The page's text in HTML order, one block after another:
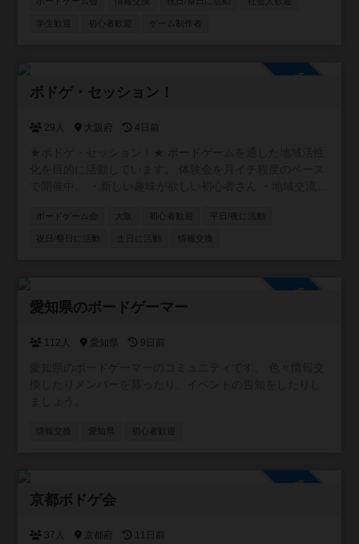
学生歓迎 初心者歓迎 ゲーム制作者
ボドゲ・セッション！
29人 大阪府 4日前
テランさん ・テストプレイヤーが欲しいクリエーターさん
お気軽にご参加ください！
ボードゲーム会 大阪 初心者歓迎 平日/夜に活動
祝日/祭日に活動 情報交換
愛知県のボードゲーマー
112人 愛知県 9日前
情報交換 愛知県 初心者歓迎
京都ボドゲ会
37人 京都府 11日前